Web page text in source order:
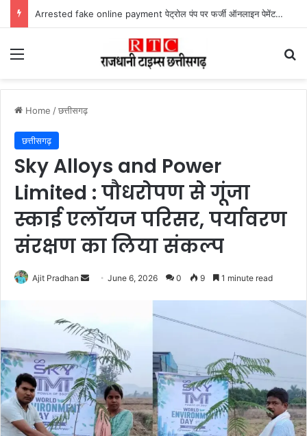
Arrested fake online payment पेट्रोल पंप पर फर्जी ऑनलाइन पेमेंट दिखाकर ठगी करने वाला युवक गिरफ्तार
Menu
Home /छत्तीसगढ़
छत्तीसगढ़
Sky Alloys and Power
Limited : पौधरोपण से गूंजा
स्काई एलॉयज परिसर, पर्यावरण
संरक्षण का लिया संकल्प
Ajit Pradhan
SendJune 6, 2026 0 9 1 minute read